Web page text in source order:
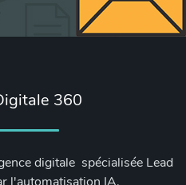
360
digitale spécialisée Lead